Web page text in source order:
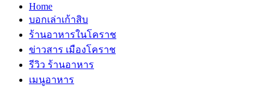
Home
บอกเล่าเก้าสิบ
ร้านอาหารในโคราช
ข่าวสาร เมืองโคราช
รีวิว ร้านอาหาร
เมนูอาหาร